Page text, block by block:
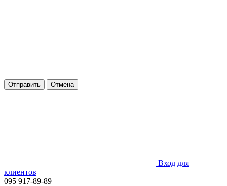
Отправить Отмена
Вход для
клиентов
095 917-89-89